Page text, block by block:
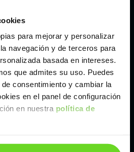
para mejorar y personalizar
navegación y de terceros para
basada en intereses.
que admites su uso. Puedes
consentimiento y cambiar la
en el panel de configuración
en nuestra política de
mano y ocasión